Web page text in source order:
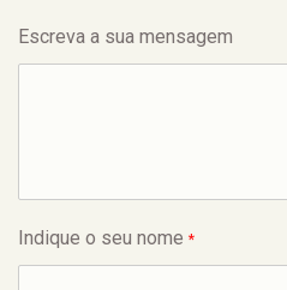
Escreva a sua mensagem
Indique o seu nome *